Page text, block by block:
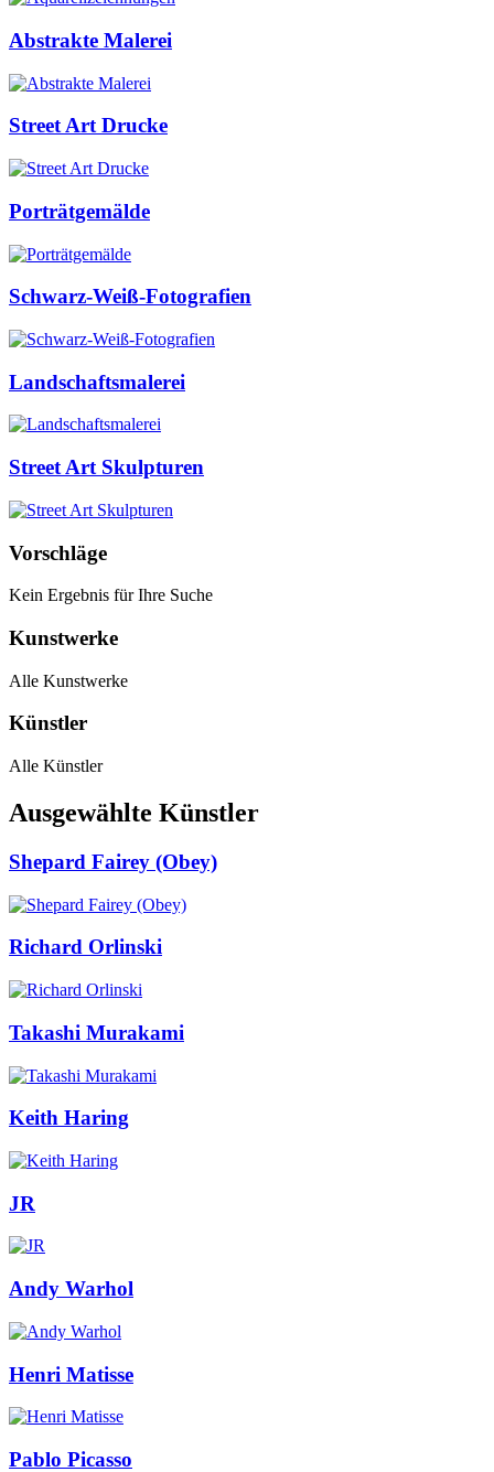
Abstrakte Malerei
Street Art Drucke
Porträtgemälde
Schwarz-Weiß-Fotografien
Landschaftsmalerei
Street Art Skulpturen
Vorschläge
Kein Ergebnis für Ihre Suche
Kunstwerke
Alle Kunstwerke
Künstler
Alle Künstler
Ausgewählte Künstler
Shepard Fairey (Obey)
Richard Orlinski
Takashi Murakami
Keith Haring
JR
Andy Warhol
Henri Matisse
Pablo Picasso